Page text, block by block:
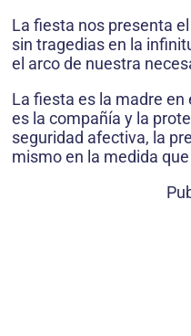
La fiesta nos presenta
sin tragedias en la
el arco de nuestra
La fiesta es la madre en
es la compañía y la
seguridad afectiva, la
mismo en la medida